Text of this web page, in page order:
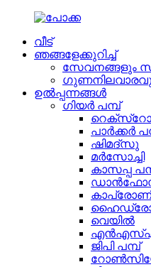
വീട്
ഞങ്ങളേക്കുറിച്ച്
സേവനങ്ങളും
ഉൽപ്പന്നങ്ങൾ
ഗിയർ പമ്പ്
പാർക്കർ
ഷിമദ്സു
മർസോച്ചി
കാസപ്പ
വെയിൽ
ജിപി പമ്പ്